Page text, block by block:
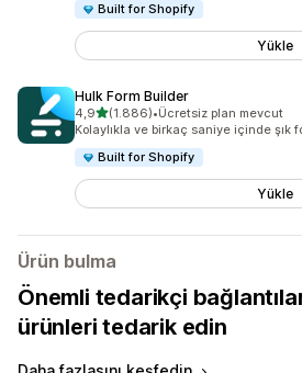
Built for Shopify
Yükle
Hulk Form Builder
4,95 yıldız üzerinden
(1.886)
toplam 1886 değerlendirme
•Ücretsiz plan mevcut
Kolaylıkla ve birkaç saniye içinde şık
Built for Shopify
Yükle
Ürün bulma
Önemli tedarikçi
ürünleri tedarik edin